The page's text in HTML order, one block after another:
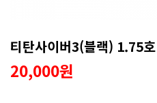
티탄사이버3(블랙) 1.75
20,000원